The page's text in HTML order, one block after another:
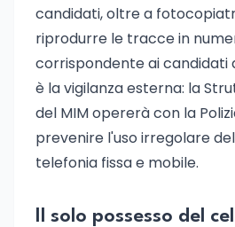
candidati, oltre a
riprodurre le tracce in
corrispondente ai candidati
è la vigilanza esterna: la
del MIM opererà con la
prevenire l'uso irregolare
telefonia fissa e mobile.
Il solo possesso del